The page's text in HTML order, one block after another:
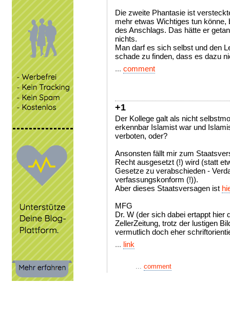
Die zweite Phantasie ist
mehr etwas Wichtiges tun könne,
des Anschlags. Das hätte er
nichts.
Man darf es sich selbst und den
schade zu finden, dass es dazu
... comment
+1
Der Kollege galt als nicht
erkennbar Islamist war und
verboten, oder?
Ansonsten fällt mir zum
Recht ausgesetzt (!) wird (statt
Gesetze zu verabschieden -
verfassungskonform (!)).
Aber dieses Staatsversagen ist
MFG
Dr. W (der sich dabei ertappt hier
ZellerZeitung, trotz der lustigen
vermutlich doch eher
... link
... comment